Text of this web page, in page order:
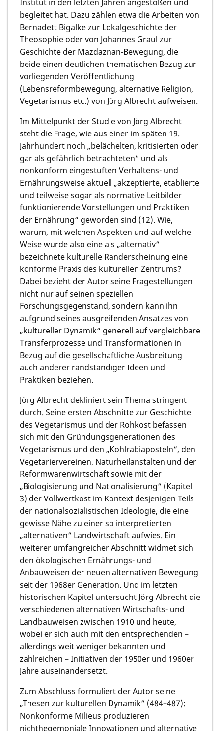
Institut in den letzten Jahren angestoßen und
begleitet hat. Dazu zählen etwa die Arbeiten von
Bernadett Bigalke zur Lokalgeschichte der
Theosophie oder von Johannes Graul zur
Geschichte der Mazdaznan-Bewegung, die
beide einen deutlichen thematischen Bezug zur
vorliegenden Veröffentlichung
(Lebensreformbewegung, alternative Religion,
Vegetarismus etc.) von Jörg Albrecht aufweisen.
Im Mittelpunkt der Studie von Jörg Albrecht
steht die Frage, wie aus einer im späten 19.
Jahrhundert noch „belächelten, kritisierten oder
gar als gefährlich betrachteten“ und als
nonkonform eingestuften Verhaltens- und
Ernährungsweise aktuell „akzeptierte, etablierte
und teilweise sogar als normative Leitbilder
funktionierende Vorstellungen und Praktiken
der Ernährung“ geworden sind (12). Wie,
warum, mit welchen Aspekten und auf welche
Weise wurde also eine als „alternativ“
bezeichnete kulturelle Randerscheinung eine
konforme Praxis des kulturellen Zentrums?
Dabei bezieht der Autor seine Fragestellungen
nicht nur auf seinen speziellen
Forschungsgegenstand, sondern kann ihn
aufgrund seines ausgreifenden Ansatzes von
„kultureller Dynamik“ generell auf vergleichbare
Transferprozesse und Transformationen in
Bezug auf die gesellschaftliche Ausbreitung
auch anderer randständiger Ideen und
Praktiken beziehen.
Jörg Albrecht dekliniert sein Thema stringent
durch. Seine ersten Abschnitte zur Geschichte
des Vegetarismus und der Rohkost befassen
sich mit den Gründungsgenerationen des
Vegetarismus und den „Kohlrabiaposteln“, den
Vegetariervereinen, Naturheilanstalten und der
Reformwarenwirtschaft sowie mit der
„Biologisierung und Nationalisierung“ (Kapitel
3) der Vollwertkost im Kontext desjenigen Teils
der nationalsozialistischen Ideologie, die eine
gewisse Nähe zu einer so interpretierten
„alternativen“ Landwirtschaft aufwies. Ein
weiterer umfangreicher Abschnitt widmet sich
den ökologischen Ernährungs- und
Anbauweisen der neuen alternativen Bewegung
seit der 1968er Generation. Und im letzten
historischen Kapitel untersucht Jörg Albrecht die
verschiedenen alternativen Wirtschafts- und
Landbauweisen zwischen 1910 und heute,
wobei er sich auch mit den entsprechenden –
allerdings weit weniger bekannten und
zahlreichen – Initiativen der 1950er und 1960er
Jahre auseinandersetzt.
Zum Abschluss formuliert der Autor seine
„Thesen zur kulturellen Dynamik“ (484–487):
Nonkonforme Milieus produzieren
nichthegemoniale Innovationen und alternative